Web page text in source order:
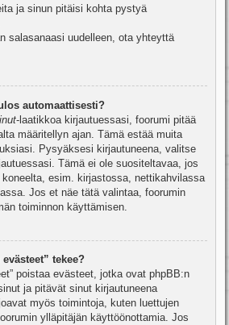
ja sinun pitäisi kohta pystyä
salasanaasi uudelleen, ota yhteyttä
automaattisesti?
-laatikkoa kirjautuessasi, foorumi pitää
määritellyn ajan. Tämä estää muita
Pysyäksesi kirjautuneena, valitse
Tämä ei ole suositeltavaa, jos
esim. kirjastossa, nettikahvilassa
Jos et näe tätä valintaa, foorumin
toiminnon käyttämisen.
tekee?
poistaa evästeet, jotka ovat phpBB:n
ja pitävät sinut kirjautuneena
myös toimintoja, kuten luettujen
ylläpitäjän käyttöönottamia. Jos